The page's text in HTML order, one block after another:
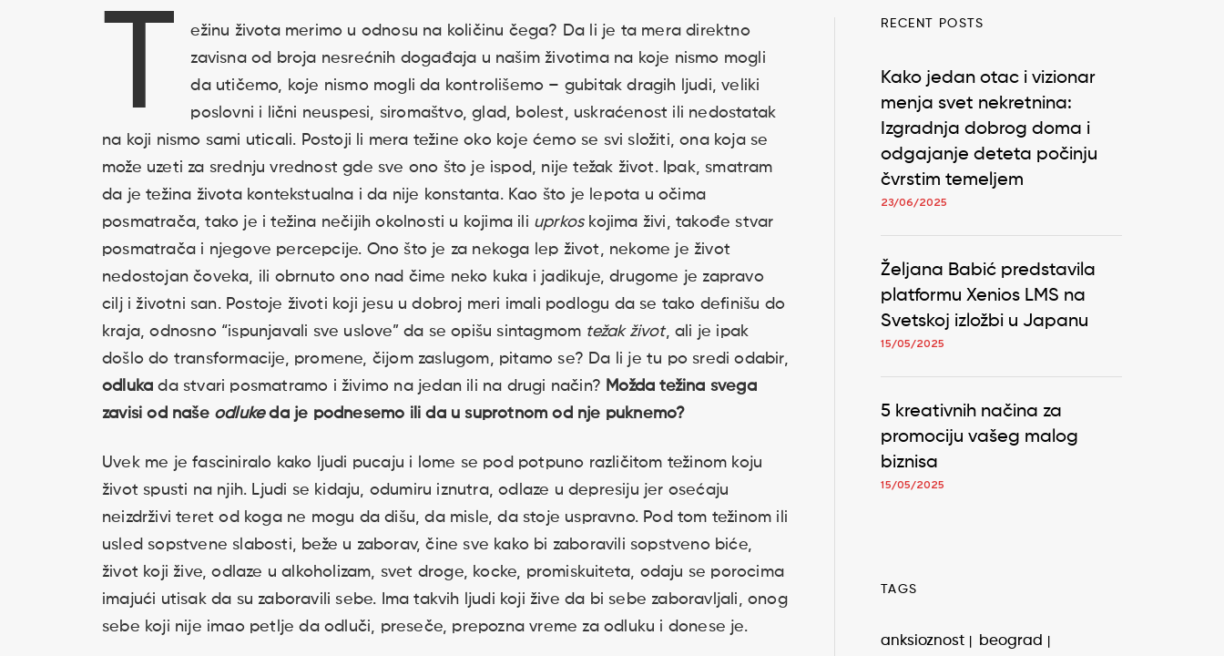
T
ežinu života merimo u odnosu na količinu čega? Da li je ta mera direktno
zavisna od broja nesrećnih događaja u našim životima na koje nismo mogli
da utičemo, koje nismo mogli da kontrolišemo – gubitak dragih ljudi, veliki
poslovni i lični neuspesi, siromaštvo, glad, bolest, uskraćenost ili nedostatak
na koji nismo sami uticali. Postoji li mera težine oko koje ćemo se svi složiti, ona koja se
može uzeti za srednju vrednost gde sve ono što je ispod, nije težak život. Ipak, smatram
da je težina života kontekstualna i da nije konstanta. Kao što je lepota u očima
posmatrača, tako je i težina nečijih okolnosti u kojima ili uprkoskojima živi, takođe stvar
posmatrača i njegove percepcije. Ono što je za nekoga lep život, nekome je život
nedostojan čoveka, ili obrnuto ono nad čime neko kuka i jadikuje, drugome je zapravo
cilj i životni san. Postoje životi koji jesu u dobroj meri imali podlogu da se tako definišu do
kraja, odnosno “ispunjavali sve uslove” da se opišu sintagmom težak život, ali je ipak
došlo do transformacije, promene, čijom zaslugom, pitamo se? Da li je tu po sredi odabir,
odluka da stvari posmatramo i živimo na jedan ili na drugi način? Možda težina svega
zavisi od naše odlukeda je podnesemo ili da u suprotnom od nje puknemo?
Uvek me je fasciniralo kako ljudi pucaju i lome se pod potpuno različitom težinom koju
život spusti na njih. Ljudi se kidaju, odumiru iznutra, odlaze u depresiju jer osećaju
neizdrživi teret od koga ne mogu da dišu, da misle, da stoje uspravno. Pod tom težinom ili
usled sopstvene slabosti, beže u zaborav, čine sve kako bi zaboravili sopstveno biće,
život koji žive, odlaze u alkoholizam, svet droge, kocke, promiskuiteta, odaju se porocima
imajući utisak da su zaboravili sebe. Ima takvih ljudi koji žive da bi sebe zaboravljali, onog
sebe koji nije imao petlje da odluči, preseče, prepozna vreme za odluku i donese je.
RECENT POSTS
Kako jedan otac i vizionar
menja svet nekretnina:
Izgradnja dobrog doma i
odgajanje deteta počinju
čvrstim temeljem
23/06/2025
Željana Babić predstavila
platformu Xenios LMS na
Svetskoj izložbi u Japanu
15/05/2025
5 kreativnih načina za
promociju vašeg malog
biznisa
15/05/2025
TAGS
anksioznost
beograd